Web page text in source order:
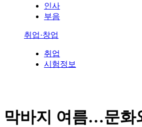
인사
부음
취업·창업
취업
시험정보
막바지 여름…문화